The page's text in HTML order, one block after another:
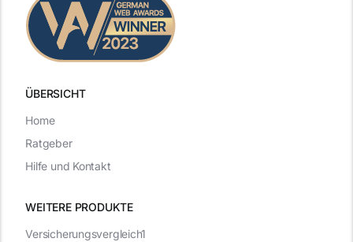
ÜBERSICHT
WEITERE PRODUKTE
Versicherungsvergleich1
Home
Ratgeber
Hilfe und Kontakt